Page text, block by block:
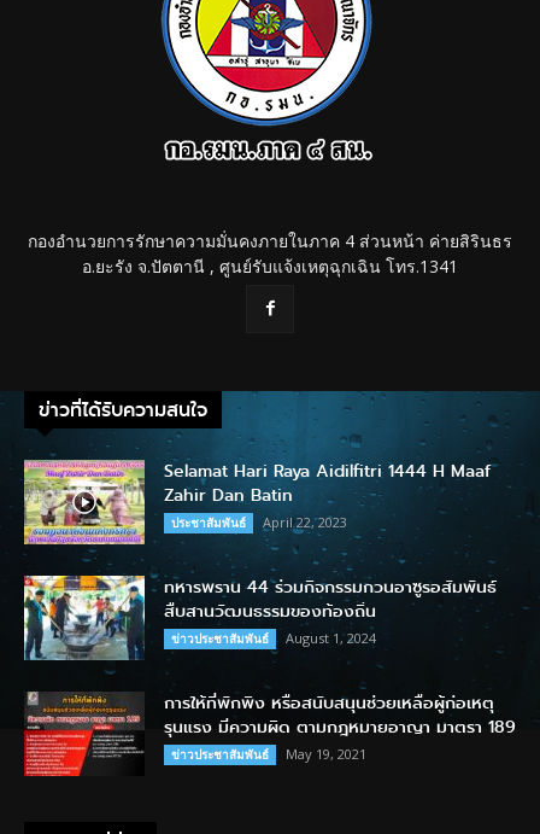
กองอำนวยการรักษาความมั่นคงภายในภาค 4 ส่วนหน้า ค่ายสิรินธร
อ.ยะรัง จ.ปัตตานี , ศูนย์รับแจ้งเหตุฉุกเฉิน โทร.1341
ข่าวที่ได้รับความสนใจ
Selamat Hari Raya Aidilfitri 1444 H Maaf
Zahir Dan Batin
ประชาสัมพันธ์ April 22, 2023
ทหารพราน 44 ร่วมกิจกรรมกวนอาซูรอสัมพันธ์
สืบสานวัฒนธรรมของท้องถิ่น
ข่าวประชาสัมพันธ์ August 1, 2024
การให้ที่พักพิง หรือสนับสนุนช่วยเหลือผู้ก่อเหตุ
รุนแรง มีความผิด ตามกฎหมายอาญา มาตรา 189
ข่าวประชาสัมพันธ์ May 19, 2021